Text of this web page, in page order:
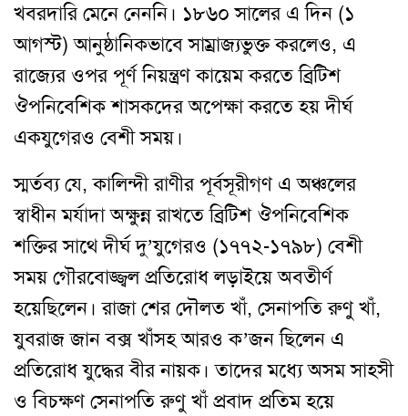
খবরদারি মেনে নেননি। ১৮৬০ সালের এ দিন (১
আগস্ট) আনুষ্ঠানিকভাবে সাম্রাজ্যভুক্ত করলেও, এ
রাজ্যের ওপর পূর্ণ নিয়ন্ত্রণ কায়েম করতে ব্রিটিশ
ঔপনিবেশিক শাসকদের অপেক্ষা করতে হয় দীর্ঘ
একযুগেরও বেশী সময়।
স্মর্তব্য যে, কালিন্দী রাণীর পূর্বসূরীগণ এ অঞ্চলের
স্বাধীন মর্যাদা অক্ষুন্ন রাখতে ব্রিটিশ ঔপনিবেশিক
শক্তির সাথে দীর্ঘ দু’যুগেরও (১৭৭২-১৭৯৮) বেশী
সময় গৌরবোজ্জ্বল প্রতিরোধ লড়াইয়ে অবতীর্ণ
হয়েছিলেন। রাজা শের দৌলত খাঁ, সেনাপতি রুণু খাঁ,
যুবরাজ জান বক্স খাঁসহ আরও ক’জন ছিলেন এ
প্রতিরোধ যুদ্ধের বীর নায়ক। তাদের মধ্যে অসম সাহসী
ও বিচক্ষণ সেনাপতি রুণু খাঁ প্রবাদ প্রতিম হয়ে